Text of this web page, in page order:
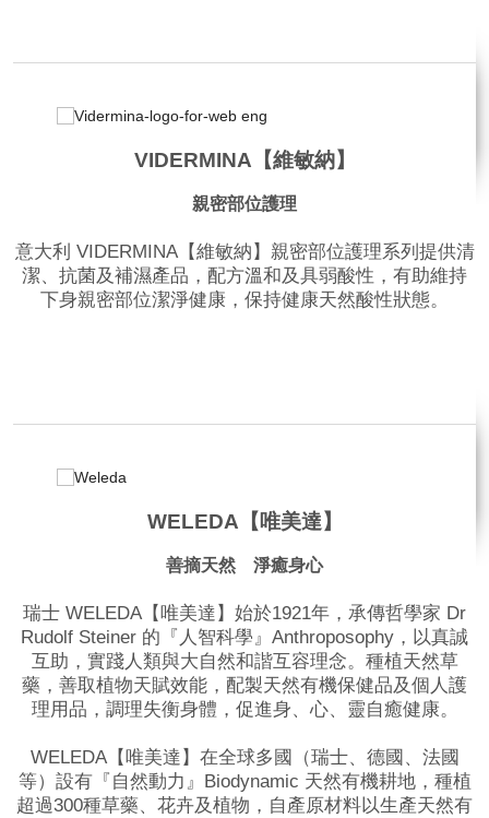
VIDERMINA【維敏納】
親密部位護理
意大利 VIDERMINA【維敏納】親密部位護理系列提供清
潔、抗菌及補濕產品，配方溫和及具弱酸性，有助維持
下身親密部位潔淨健康，保持健康天然酸性狀態。
WELEDA【唯美達】
善摘天然 淨癒身心
瑞士 WELEDA【唯美達】始於1921年，承傳哲學家 Dr
Rudolf Steiner 的『人智科學』Anthroposophy，以真誠
互助，實踐人類與大自然和諧互容理念。種植天然草
藥，善取植物天賦效能，配製天然有機保健品及個人護
理用品，調理失衡身體，促進身、心、靈自癒健康。
WELEDA【唯美達】在全球多國（瑞士、德國、法國
等）設有『自然動力』Biodynamic 天然有機耕地，種植
超過300種草藥、花卉及植物，自產原材料以生產天然有